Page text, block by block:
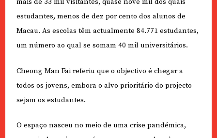
mais de 33 mil visitantes, quase nove mil dos quais
estudantes, menos de dez por cento dos alunos de
Macau. As escolas têm actualmente 84.771 estudantes,
um número ao qual se somam 40 mil universitários.
Cheong Man Fai referiu que o objectivo é chegar a
todos os jovens, embora o alvo prioritário do projecto
sejam os estudantes.
O espaço nasceu no meio de uma crise pandémica,